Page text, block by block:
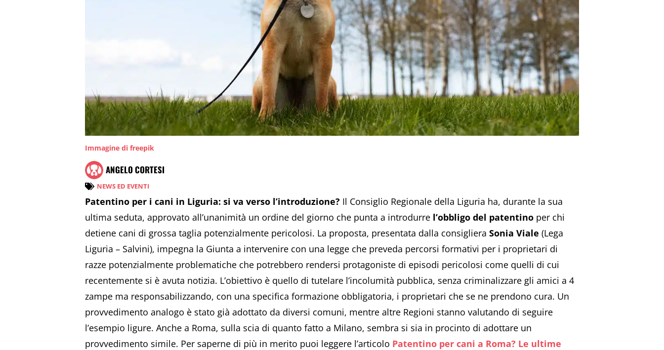
Immagine di freepik
ANGELO CORTESI
NEWS ED EVENTI
Patentino per i cani in Liguria: si va verso l’introduzione? Il Consiglio Regionale della Liguria ha, durante la sua
ultima seduta, approvato all’unanimità un ordine del giorno che punta a introdurre l’obbligo del patentino per chi
detiene cani di grossa taglia potenzialmente pericolosi. La proposta, presentata dalla consigliera Sonia Viale (Lega
Liguria – Salvini), impegna la Giunta a intervenire con una legge che preveda percorsi formativi per i proprietari di
razze potenzialmente problematiche che potrebbero rendersi protagoniste di episodi pericolosi come quelli di cui
recentemente si è avuta notizia. L’obiettivo è quello di tutelare l’incolumità pubblica, senza criminalizzare gli amici a 4
zampe ma responsabilizzando, con una specifica formazione obbligatoria, i proprietari che se ne prendono cura. Un
provvedimento analogo è stato già adottato da diversi comuni, mentre altre Regioni stanno valutando di seguire
l’esempio ligure. Anche a Roma, sulla scia di quanto fatto a Milano, sembra si sia in procinto di adottare un
provvedimento simile. Per saperne di più in merito puoi leggere l’articolo Patentino per cani a Roma? Le ultime